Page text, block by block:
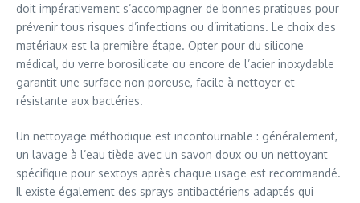
doit impérativement s’accompagner de bonnes pratiques pour
prévenir tous risques d’infections ou d’irritations. Le choix des
matériaux est la première étape. Opter pour du silicone
médical, du verre borosilicate ou encore de l’acier inoxydable
garantit une surface non poreuse, facile à nettoyer et
résistante aux bactéries.
Un nettoyage méthodique est incontournable : généralement,
un lavage à l’eau tiède avec un savon doux ou un nettoyant
spécifique pour sextoys après chaque usage est recommandé.
Il existe également des sprays antibactériens adaptés qui